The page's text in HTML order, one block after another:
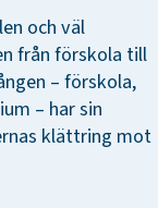
och väl
från förskola till
– förskola,
– har sin
klättring mot